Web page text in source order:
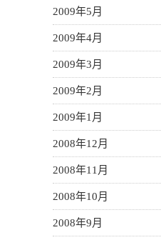
2009年5月
2009年4月
2009年3月
2009年2月
2009年1月
2008年12月
2008年11月
2008年10月
2008年9月